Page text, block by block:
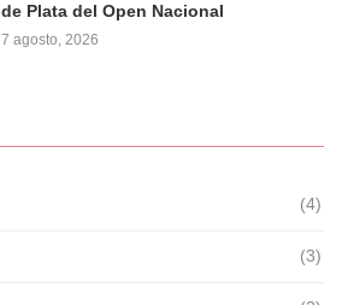
de Plata del Open Nacional
7 agosto, 2026
(4)
(3)